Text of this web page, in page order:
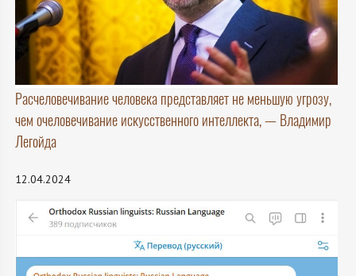
Расчеловечивание человека представляет не меньшую угрозу,
чем очеловечивание искусственного интеллекта, — Владимир
Легойда
12.04.2024